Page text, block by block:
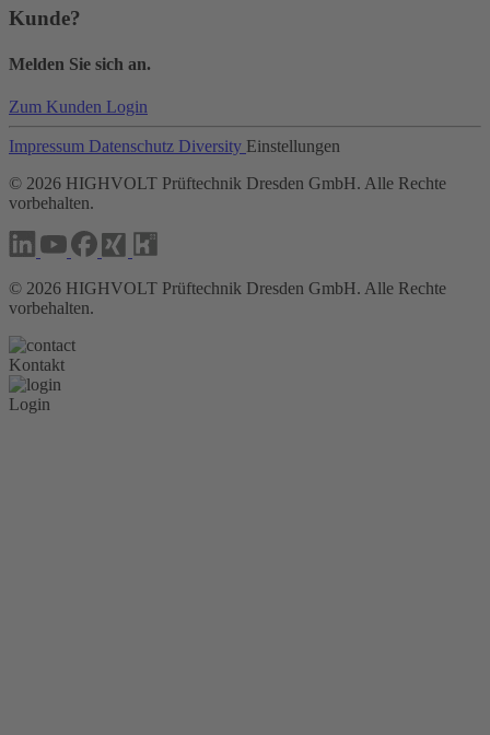
Kunde?
Melden Sie sich an.
Zum Kunden Login
Impressum Datenschutz Diversity Einstellungen
© 2026 HIGHVOLT Prüftechnik Dresden GmbH. Alle Rechte
vorbehalten.
© 2026 HIGHVOLT Prüftechnik Dresden GmbH. Alle Rechte
vorbehalten.
Kontakt
Login